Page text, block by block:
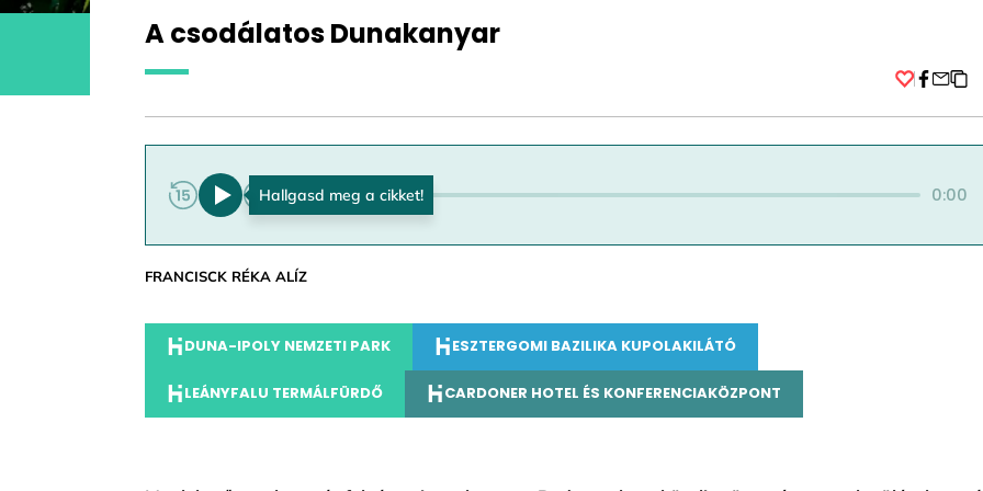
A csodálatos Dunakanyar
0:00 0:00
FRANCISCK RÉKA ALÍZ
DUNA-IPOLY NEMZETI PARK ESZTERGOMI BAZILIKA KUPOLAKILÁTÓ
LEÁNYFALU TERMÁLFÜRDŐ CARDONER HOTEL ÉS KONFERENCIAKÖZPONT